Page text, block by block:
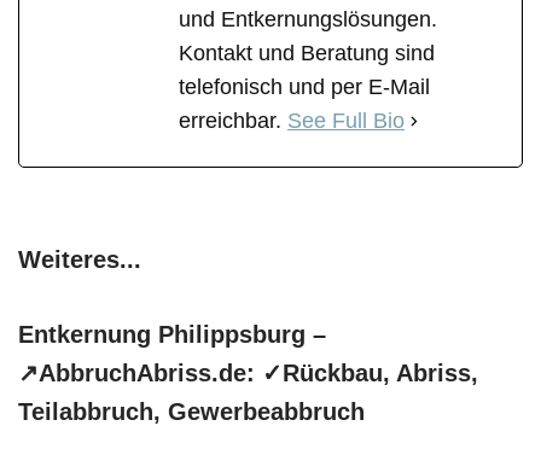
und Entkernungslösungen.
Kontakt und Beratung sind
telefonisch und per E-Mail
erreichbar. See Full Bio
Weiteres...
Entkernung Philippsburg –
↗️AbbruchAbriss.de: ✓Rückbau, Abriss,
Teilabbruch, Gewerbeabbruch